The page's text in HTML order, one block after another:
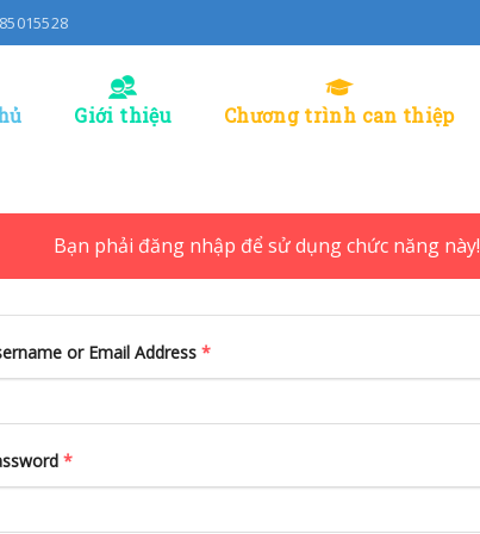
Giới thiệu Chương trình can thiệp
Bạn phải đăng nhập để sử dụng chức năng này!
or Email Address *
*